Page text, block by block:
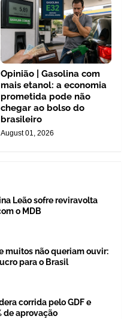
Opinião | Gasolina com
mais etanol: a economia
prometida pode não
chegar ao bolso do
brasileiro
August 01, 2026
Leão sofre reviravolta
o MDB
muitos não queriam ouvir:
para o Brasil
corrida pelo GDF e
de aprovação